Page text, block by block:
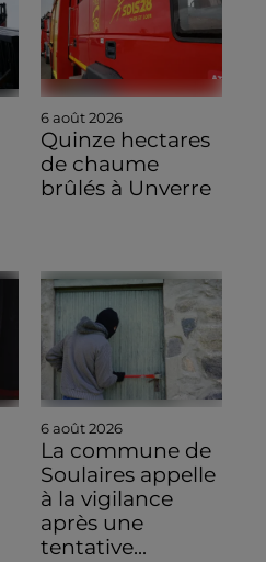
6 août 2026
Quinze hectares
de chaume
brûlés à Unverre
6 août 2026
La commune de
Soulaires appelle
à la vigilance
après une
tentative...